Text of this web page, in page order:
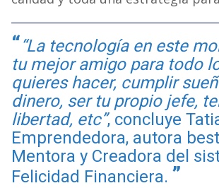
“La tecnología en este
tu mejor amigo para todo
quieres hacer, cumplir
dinero, ser tu propio jefe,
libertad, etc”, concluye
Emprendedora, autora
Mentora y Creadora del
Felicidad Financiera.